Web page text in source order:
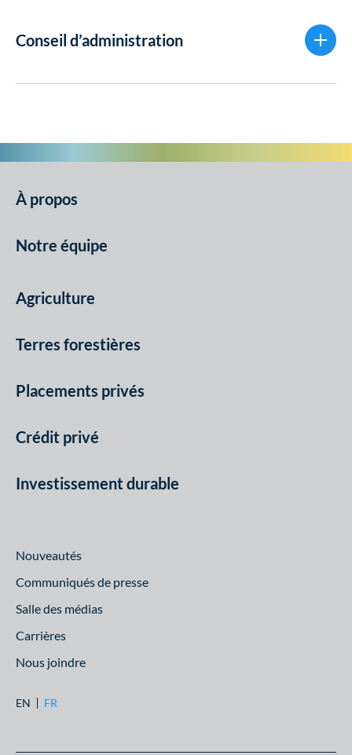
Conseil d’administration
À propos
Notre équipe
Agriculture
Terres forestières
Placements privés
Crédit privé
Investissement durable
Nouveautés
Communiqués de presse
Salle des médias
Carrières
Nous joindre
EN FR